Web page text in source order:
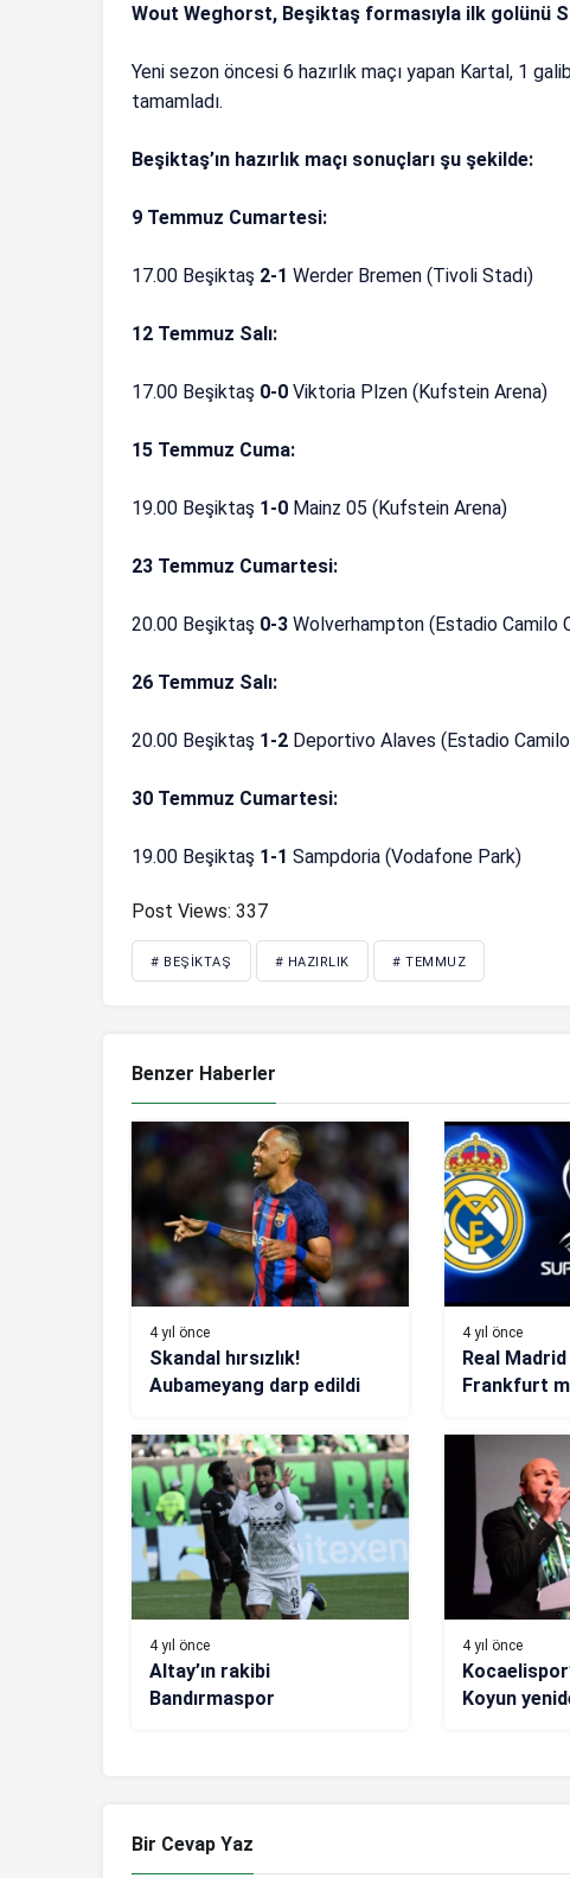
Wout Weghorst, Beşiktaş formasıyla ilk golünü
Yeni sezon öncesi 6 hazırlık maçı yapan Kartal, 1
tamamladı.
Beşiktaş’ın hazırlık maçı sonuçları şu şekilde:
9 Temmuz Cumartesi:
17.00 Beşiktaş 2-1Werder Bremen (Tivoli Stadı)
12 Temmuz Salı:
17.00 Beşiktaş 0-0Viktoria Plzen (Kufstein Arena)
15 Temmuz Cuma:
19.00 Beşiktaş 1-0 Mainz 05 (Kufstein Arena)
23 Temmuz Cumartesi:
20.00 Beşiktaş 0-3Wolverhampton (Estadio Camilo
26 Temmuz Salı:
20.00 Beşiktaş 1-2 Deportivo Alaves (Estadio
30 Temmuz Cumartesi:
19.00 Beşiktaş 1-1Sampdoria (Vodafone Park)
Post Views: 337
# BEŞIKTAŞ # HAZIRLIK # TEMMUZ
Benzer Haberler
4 yıl önce
Skandal hırsızlık!
Aubameyang darp edildi
4 yıl önce
Real
Frankfurt
4 yıl önce
Altay’ın rakibi
Bandırmaspor
4 yıl önce
Koyun
Bir Cevap Yaz